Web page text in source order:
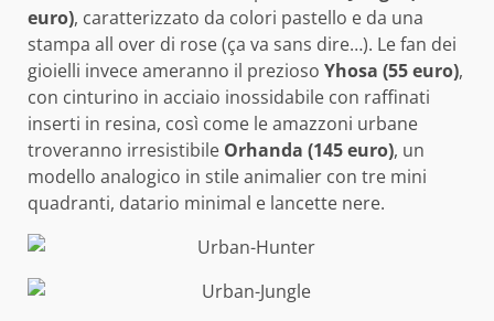
euro), caratterizzato da colori pastello e da una
stampa all over di rose (ça va sans dire…). Le fan dei
gioielli invece ameranno il prezioso Yhosa (55 euro),
con cinturino in acciaio inossidabile con raffinati
inserti in resina, così come le amazzoni urbane
troveranno irresistibile Orhanda (145 euro), un
modello analogico in stile animalier con tre mini
quadranti, datario minimal e lancette nere.